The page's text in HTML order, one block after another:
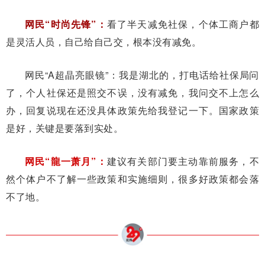
网民“时尚先锋”： 看了半天减免社保，个体工商户都
是灵活人员，自己给自己交，根本没有减免。
网民“A超晶亮眼镜”：我是湖北的，打电话给社保局问
了，个人社保还是照交不误，没有减免，我问交不上怎么
办，回复说现在还没具体政策先给我登记一下。国家政策
是好，关键是要落到实处。
网民“龍一萧月”： 建议有关部门要主动靠前服务，不
然个体户不了解一些政策和实施细则，很多好政策都会落
不了地。